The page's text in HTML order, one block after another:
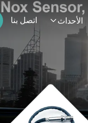
الأحداث اتصل بنا